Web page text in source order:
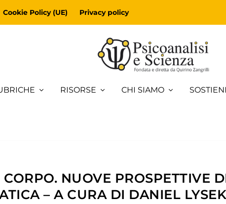
Cookie Policy (UE) Privacy policy
RISORSE CHI SIAMO
NUOVE PROSPETTIVE
– A CURA DI DANIEL LYSEK